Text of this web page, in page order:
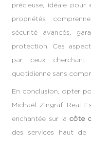
précieuse, idéale pour
propriétés
sécurité avancés,
protection. Ces
par ceux
quotidienne sans
En conclusion, opter
Michaël Zingraf Real
enchantée sur la côte
des services haut de